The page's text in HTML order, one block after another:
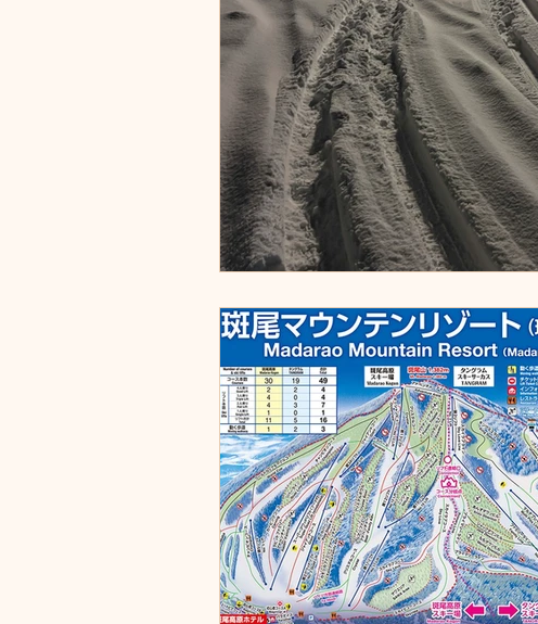
自然地形 スノーシュー 野尻湖サ
サップ体験教室 子ども向け 自